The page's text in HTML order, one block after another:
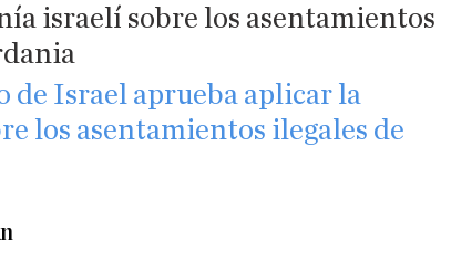
israelí sobre los asentamientos
de Israel aprueba aplicar la
los asentamientos ilegales de